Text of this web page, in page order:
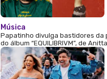
Música
Papatinho divulga bastidores da
do álbum “EQUILIBRIVM”, de Anitta